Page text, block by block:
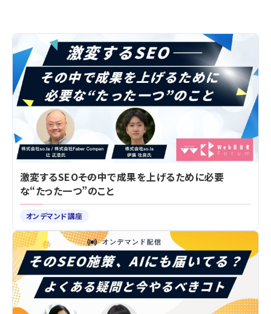
激変するSEO――その中で成果を上げるために必要
な“たった一つ”のこと
オンデマンド講座